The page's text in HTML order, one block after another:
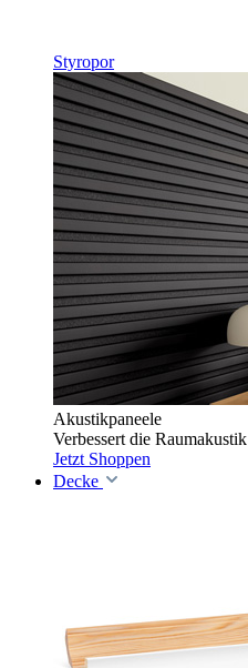
Styropor
Akustikpaneele
Verbessert die Raumakustik
Jetzt Shoppen
Decke